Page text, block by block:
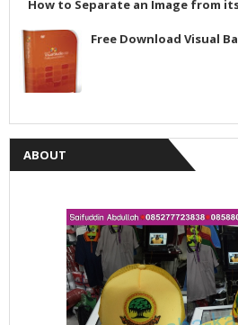
How to Separate an Image from
Free Download Visual
ABOUT